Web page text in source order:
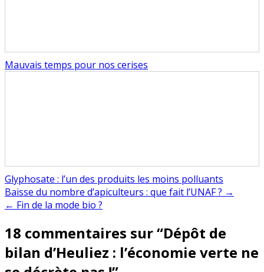
Mauvais temps pour nos cerises
Glyphosate : l’un des produits les moins polluants
Navigation
de
l’article
Baisse du nombre d’apiculteurs : que fait l’UNAF ? →
← Fin de la mode bio ?
18 commentaires sur “Dépôt de
bilan d’Heuliez : l’économie verte ne